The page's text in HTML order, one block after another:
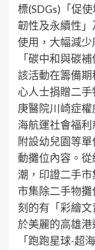
標(SDGs)「促
韌性及永續性
使用，大幅減少
「碳中和與碳
該活動在籌備
心人士捐贈二
庚醫院川崎症
海航運社會福
附設幼兒園等
動攤位內容。
潮，印證二手市
市集除二手物
刻的有「彩繪文
於美麗的高雄港
「跑跑星球-超